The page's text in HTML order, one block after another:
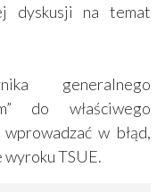
dyskusji na temat
generalnego
do właściwego
w błąd,
TSUE.